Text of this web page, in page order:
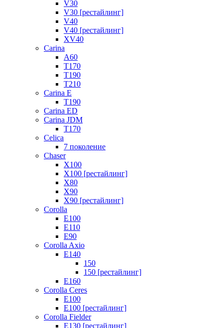
V30
V30 [рестайлинг]
V40
V40 [рестайлинг]
XV40
Carina
A60
T170
T190
T210
Carina E
T190
Carina ED
Carina JDM
T170
Celica
7 поколение
Chaser
X100
X100 [рестайлинг]
X80
X90
X90 [рестайлинг]
Corolla
E100
E110
E90
Corolla Axio
E140
150
150 [рестайлинг]
E160
Corolla Ceres
E100
E100 [рестайлинг]
Corolla Fielder
E130 [рестайлинг]